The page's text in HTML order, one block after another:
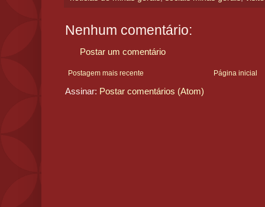
Nenhum comentário:
Postar um comentário
Postagem mais recente Página inicial
Assinar: Postar comentários (Atom)